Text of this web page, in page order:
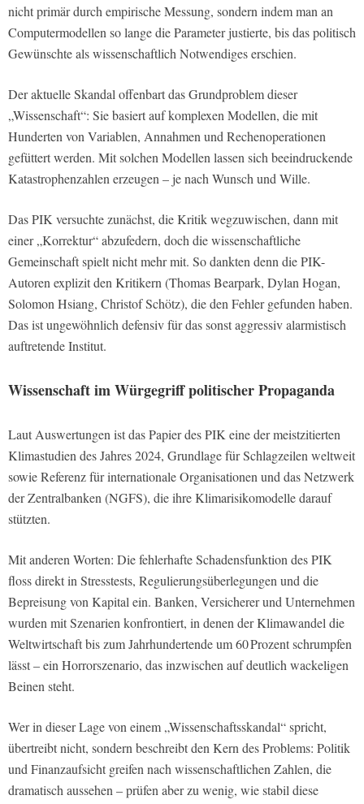
nicht primär durch empirische Messung, sondern indem man an
Computermodellen so lange die Parameter justierte, bis das politisch
Gewünschte als wissenschaftlich Notwendiges erschien.
Der aktuelle Skandal offenbart das Grundproblem dieser
„Wissenschaft“: Sie basiert auf komplexen Modellen, die mit
Hunderten von Variablen, Annahmen und Rechenoperationen
gefüttert werden. Mit solchen Modellen lassen sich beeindruckende
Katastrophenzahlen erzeugen – je nach Wunsch und Wille.
Das PIK versuchte zunächst, die Kritik wegzuwischen, dann mit
einer „Korrektur“ abzufedern, doch die wissenschaftliche
Gemeinschaft spielt nicht mehr mit. So dankten denn die PIK-
Autoren explizit den Kritikern (Thomas Bearpark, Dylan Hogan,
Solomon Hsiang, Christof Schötz), die den Fehler gefunden haben.
Das ist ungewöhnlich defensiv für das sonst aggressiv alarmistisch
auftretende Institut.
Wissenschaft im Würgegriff politischer Propaganda
Laut Auswertungen ist das Papier des PIK eine der meistzitierten
Klimastudien des Jahres 2024, Grundlage für Schlagzeilen weltweit
sowie Referenz für internationale Organisationen und das Netzwerk
der Zentralbanken (NGFS), die ihre Klimarisikomodelle darauf
stützten.
Mit anderen Worten: Die fehlerhafte Schadensfunktion des PIK
floss direkt in Stresstests, Regulierungsüberlegungen und die
Bepreisung von Kapital ein. Banken, Versicherer und Unternehmen
wurden mit Szenarien konfrontiert, in denen der Klimawandel die
Weltwirtschaft bis zum Jahrhundertende um 60 Prozent schrumpfen
lässt – ein Horrorszenario, das inzwischen auf deutlich wackeligen
Beinen steht.
Wer in dieser Lage von einem „Wissenschaftsskandal“ spricht,
übertreibt nicht, sondern beschreibt den Kern des Problems: Politik
und Finanzaufsicht greifen nach wissenschaftlichen Zahlen, die
dramatisch aussehen – prüfen aber zu wenig, wie stabil diese